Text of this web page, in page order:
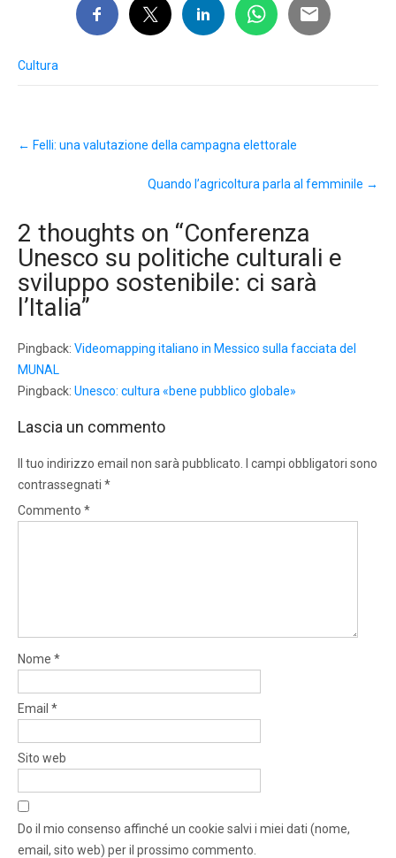
Cultura
navigation
← Felli: una valutazione della campagna elettorale
Quando l’agricoltura parla al femminile →
2 thoughts on “Conferenza
Unesco su politiche culturali e
sviluppo sostenibile: ci sarà
l’Italia”
Pingback: Videomapping italiano in Messico sulla facciata del
MUNAL
Pingback: Unesco: cultura «bene pubblico globale»
Lascia un commento
Il tuo indirizzo email non sarà pubblicato.
I campi obbligatori sono
contrassegnati *
Commento *
Nome *
Email *
Sito web
Do il mio consenso affinché un cookie salvi i miei dati (nome,
email, sito web) per il prossimo commento.